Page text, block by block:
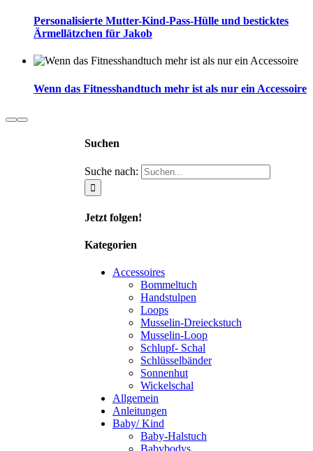
Personalisierte Mutter-Kind-Pass-Hülle und besticktes
Ärmellätzchen für Jakob
Wenn das Fitnesshandtuch mehr ist als nur ein Accessoire
Suchen
Suche nach:
Jetzt folgen!
Kategorien
Accessoires
Bommeltuch
Handstulpen
Loops
Musselin-Dreieckstuch
Musselin-Loop
Schlupf- Schal
Schlüsselbänder
Sonnenhut
Wickelschal
Allgemein
Anleitungen
Baby/ Kind
Baby-Halstuch